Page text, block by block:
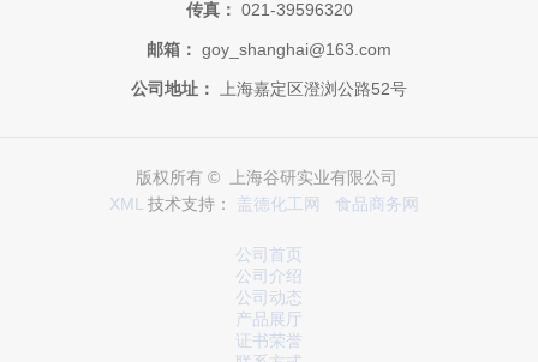
传真： 021-39596320
邮箱： goy_shanghai@163.com
公司地址： 上海嘉定区澄浏公路52号
版权所有 © 上海谷研实业有限公司
XML 技术支持： 盖德化工网 食品商务网
公司首页
公司介绍
公司动态
产品展厅
证书荣誉